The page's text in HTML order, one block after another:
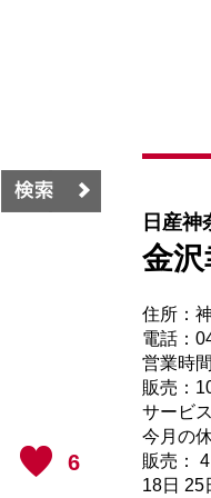
6
日産神
金
住所：
電話：
営業時間
販売：
サービ
今月の
販売：
18日 25